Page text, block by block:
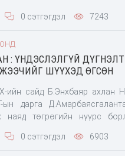
амин “сүнс” нь малчин
0 сэтгэгдэл 7243
: ҮНДЭСЛЭЛГҮЙ ДҮГНЭЛТ
ШҮҮХЭД ӨГСӨН
ийн сайд Б.Энхбаяр ахлан
дарга
нүүрс борлуулах эрхийн тухай яригдсан.
Үүнтэй холбоогоор
0 сэтгэгдэл 6903